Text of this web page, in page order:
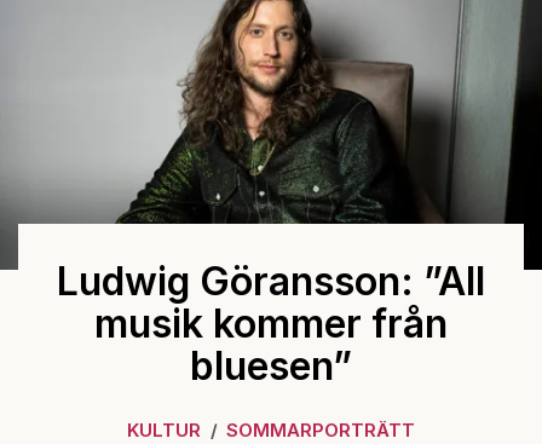
Ludwig Göransson: ”All
musik kommer från
bluesen”
KULTUR SOMMARPORTRÄTT